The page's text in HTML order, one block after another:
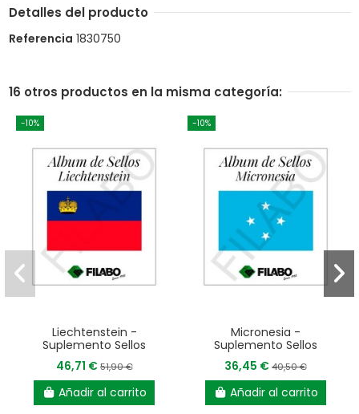
Detalles del producto
Referencia 1830750
16 otros productos en la misma categoría:
-10%
Liechtenstein -
Suplemento Sellos
46,71 €51,90 €
Añadir al carrito
-10%
Micronesia -
Suplemento Sellos
36,45 €40,50 €
Añadir al carrito